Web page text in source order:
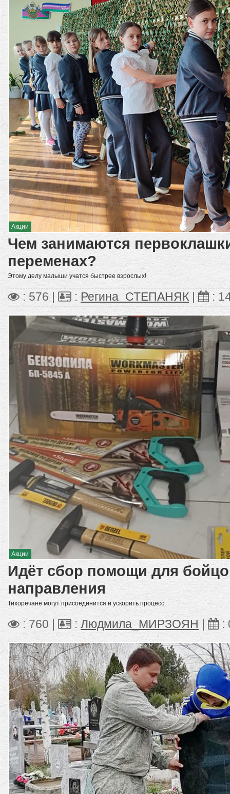
Акции
Чем занимаются
переменах?
Этому делу малыши учатся быстрее взрослых!
: 576 | : Регина_СТЕПАНЯК | :
Акции
Идёт сбор помощи для
направления
Тихоречане могут присоединится и ускорить процесс.
: 760 | : Людмила_МИРЗОЯН :